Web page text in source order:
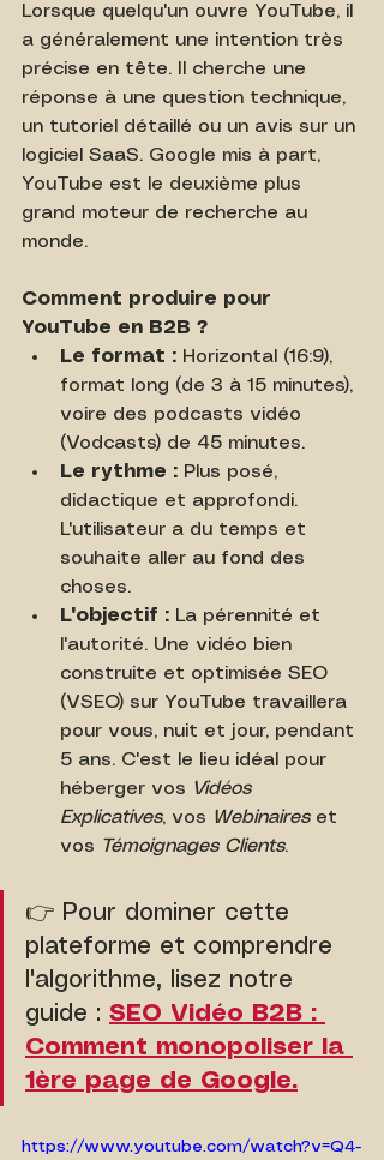
Lorsque quelqu'un ouvre YouTube, il
a généralement une intention très
précise en tête. Il cherche une
réponse à une question technique,
un tutoriel détaillé ou un avis sur un
logiciel SaaS. Google mis à part,
YouTube est le deuxième plus
grand moteur de recherche au
monde.
Comment produire pour
YouTube en B2B ?
Le format : Horizontal (16:9),
format long (de 3 à 15 minutes),
voire des podcasts vidéo
(Vodcasts) de 45 minutes.
Le rythme : Plus posé,
didactique et approfondi.
L'utilisateur a du temps et
souhaite aller au fond des
choses.
L'objectif : La pérennité et
l'autorité. Une vidéo bien
construite et optimisée SEO
(VSEO) sur YouTube travaillera
pour vous, nuit et jour, pendant
5 ans. C'est le lieu idéal pour
héberger vos Vidéos
Explicatives, vos Webinaires et
vos Témoignages Clients.
👉 Pour dominer cette
plateforme et comprendre
l'algorithme, lisez notre
guide : SEO Vidéo B2B :
Comment monopoliser la
1ère page de Google.
https://www.youtube.com/watch?v=Q4-